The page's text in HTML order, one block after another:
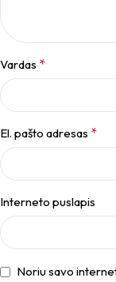
Vardas *
El. pašto adresas *
Interneto puslapis
Noriu savo